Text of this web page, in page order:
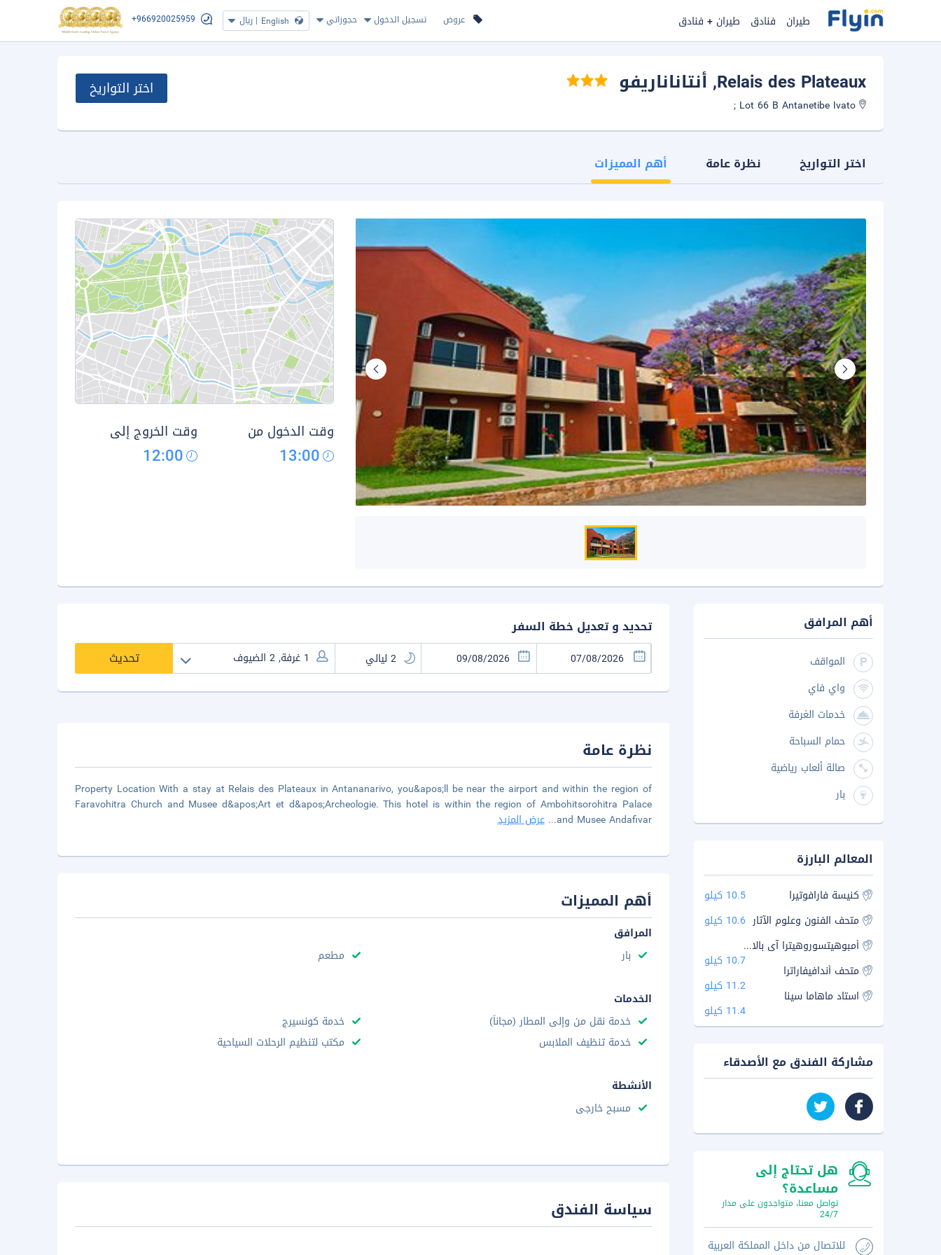
عروض تسجيل الدخول حجوزاتي English
| ريال +966920025959 طيران فنادق طيران + فنادق
Relais des Plateaux, أنتاناناريفو اختر التواريخ
اختر التواريخ نظرة عامة أهم المميزات
وقت الدخول من
13:00
وقت الخروج إلى
12:00
تحديد و تعديل خطة السفر
تحديث
نظرة عامة
Property Location With a stay at Relais des Plateaux in Antananarivo, you&apos;ll be near the airport and within the region of
Faravohitra Church and Musee d&apos;Art et d&apos;Archeologie. This hotel is within the region of Ambohitsorohitra Palace
and Musee Andafivar
...عرض المزيد
أهم المميزات
المرافق
بار
مطعم
الخدمات
خدمة نقل من وإلى المطار (مجاناً)
خدمة كونسيرج
خدمة تنظيف الملابس
مكتب لتنظيم الرحلات السياحية
الأنشطة
مسبح خارجى
سياسة الفندق
أهم المرافق
المواقف
واي فاي
خدمات الغرفة
حمام السباحة
صالة ألعاب رياضية
بار
المعالم البارزة
كنيسة فارافوتيرا
10.5 كيلو
متحف الفنون وعلوم الآثار 10.6 كيلو
أمبوهيتسوروهيترا آى بالاس
10.7 كيلو
متحف أندافيفاراترا
11.2 كيلو
استاد ماهاما سينا
11.4 كيلو
مشاركة الفندق مع الأصدقاء
هل تحتاج إلى
مساعدة؟
تواصل معنا، متواجدون على مدار
24/7
للاتصال من داخل المملكة العربية